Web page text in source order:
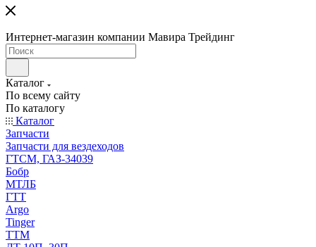
Интернет-магазин компании Мавира Трейдинг
Каталог
По всему сайту
По каталогу
Каталог
Запчасти
Запчасти для вездеходов
ГТСМ, ГАЗ-34039
Бобр
МТЛБ
ГТТ
Argo
Tinger
ТТМ